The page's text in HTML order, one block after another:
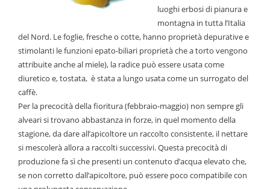
luoghi erbosi di pianura e
montagna in tutta l’Italia
del Nord. Le foglie, fresche o cotte, hanno proprietà depurative e
stimolanti le funzioni epato-biliari proprietà che a torto vengono
attribuite anche al miele), la radice può essere usata come
diuretico e, tostata, è stata a lungo usata come un surrogato del
caffè.
Per la precocità della fioritura (febbraio-maggio) non sempre gli
alveari si trovano abbastanza in forze, in quel momento della
stagione, da dare all’apicoltore un raccolto consistente, il nettare
si mescolerà allora a raccolti successivi. Questa precocità di
produzione fa sì che presenti un contenuto d’acqua elevato che,
se non corretto dall’apicoltore, può essere poco compatibile con